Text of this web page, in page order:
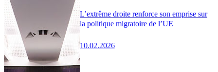
L’extrême droite renforce son emprise sur
la politique migratoire de l’UE
10.02.2026